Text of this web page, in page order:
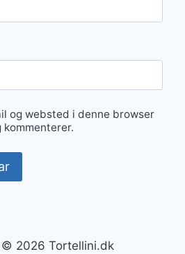
og websted i denne browser
© 2026 Tortellini.dk